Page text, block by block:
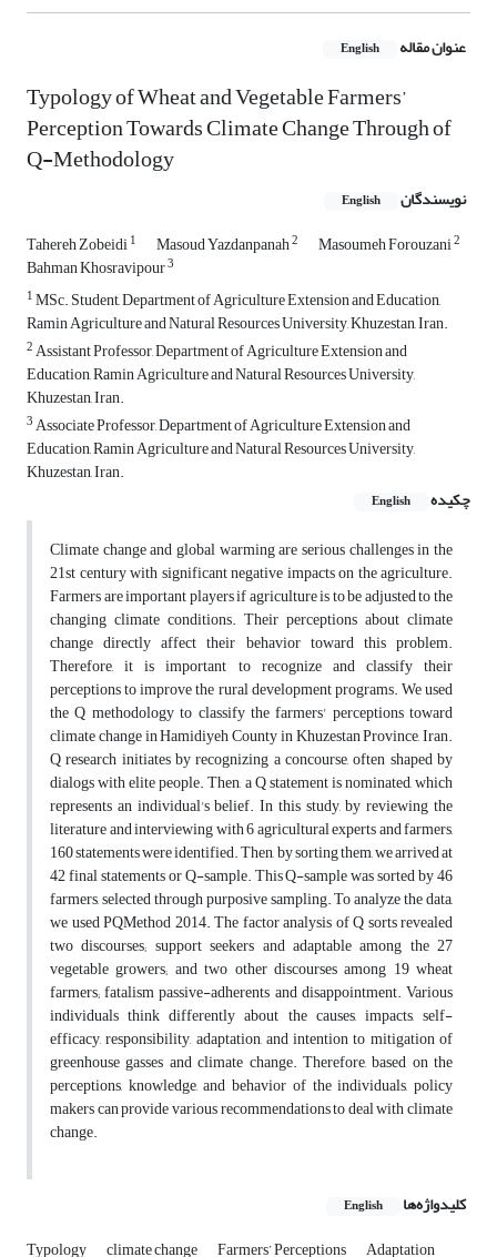
عنوان مقاله English
Typology of Wheat and Vegetable Farmers’
Perception Towards Climate Change Through of
Q-Methodology
نویسندگان English
Tahereh Zobeidi1 Masoud Yazdanpanah2 Masoumeh Forouzani2
Bahman Khosravipour3
1MSc. Student, Department of Agriculture Extension and Education,
Ramin Agriculture and Natural Resources University, Khuzestan, Iran.
2Assistant Professor, Department of Agriculture Extension and
Education, Ramin Agriculture and Natural Resources University,
Khuzestan, Iran.
3Associate Professor, Department of Agriculture Extension and
Education, Ramin Agriculture and Natural Resources University,
Khuzestan, Iran.
چکیده
English
Climate change and global warming are serious challenges in the
21st century with significant negative impacts on the agriculture.
Farmers are important players if agriculture is to be adjusted to the
changing climate conditions. Their perceptions about climate
change directly affect their behavior toward this problem.
Therefore, it is important to recognize and classify their
perceptions to improve the rural development programs. We used
the Q methodology to classify the farmers' perceptions toward
climate change in Hamidiyeh County in Khuzestan Province, Iran.
Q research initiates by recognizing a concourse, often shaped by
dialogs with elite people. Then, a Q statement is nominated, which
represents an individual's belief. In this study, by reviewing the
literature and interviewing with 6 agricultural experts and farmers,
160 statements were identified. Then, by sorting them, we arrived at
42 final statements or Q-sample. This Q-sample was sorted by 46
farmers, selected through purposive sampling. To analyze the data,
we used PQMethod 2014. The factor analysis of Q sorts revealed
two discourses; support seekers and adaptable among the 27
vegetable growers; and two other discourses among 19 wheat
farmers; fatalism passive-adherents and disappointment. Various
individuals think differently about the causes, impacts, self-
efficacy, responsibility, adaptation, and intention to mitigation of
greenhouse gasses and climate change. Therefore, based on the
perceptions, knowledge, and behavior of the individuals, policy
makers can provide various recommendations to deal with climate
change.
کلیدواژه‌ها English
Typology climate change Farmers’ Perceptions Adaptation